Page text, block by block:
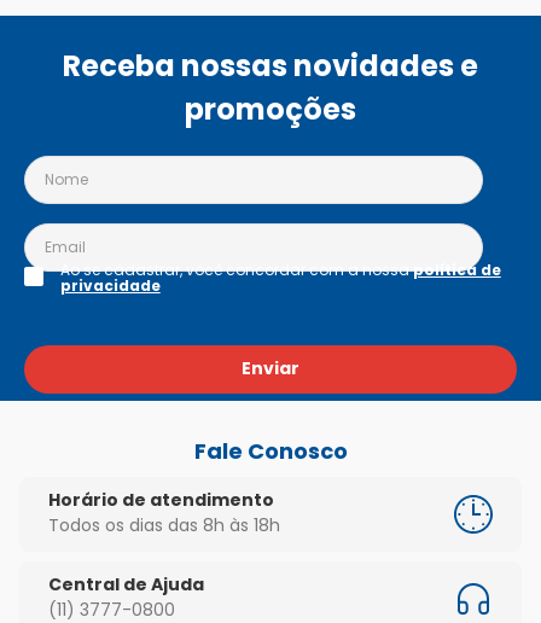
Receba nossas novidades e
promoções
Enviar
Ao se cadastrar, você concordar com a nossapolítica de
privacidade
Fale Conosco
Horário de atendimento
Todos os dias das 8h às 18h
Central de Ajuda
(11) 3777-0800